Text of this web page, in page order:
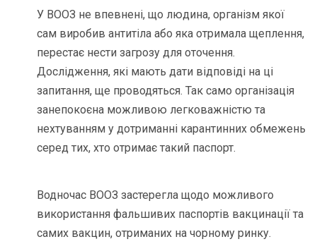
У ВООЗ не впевнені, що людина, організм якої
сам виробив антитіла або яка отримала щеплення,
перестає нести загрозу для оточення.
Дослідження, які мають дати відповіді на ці
запитання, ще проводяться. Так само організація
занепокоєна можливою легковажністю та
нехтуванням у дотриманні карантинних обмежень
серед тих, хто отримає такий паспорт.
Водночас ВООЗ застерегла щодо можливого
використання фальшивих паспортів вакцинації та
самих вакцин, отриманих на чорному ринку.